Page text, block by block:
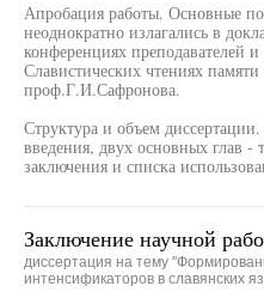
Апробация работы. Основные
неоднократно излагались в
конференциях преподавателей
Славистических чтениях
проф.Г.И.Сафронова.
Структура и объем
введения, двух основных глав -
заключения и списка
Заключение научной
диссертация на тему
интенсификаторов в славянских